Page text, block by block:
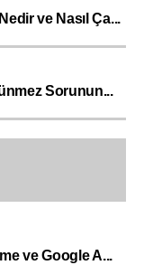
ve Nasıl Ça...
Sorunun...
ve Google A...